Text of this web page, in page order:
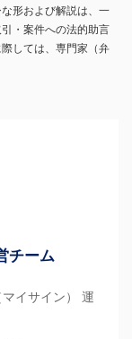
形および解説は、一
・案件への法的助言
しては、専門家（弁
チーム
イサイン） 運